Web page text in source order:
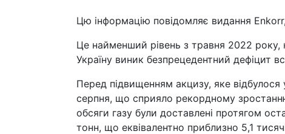
Цю інформацію повідомляє видання
Це найменший рівень з травня 2022 року,
Україну виник безпрецедентний дефіцит
Перед підвищенням акцизу, яке
серпня, що сприяло рекордному
обсяги газу були доставлені протягом
тонн, що еквівалентно приблизно 5,1